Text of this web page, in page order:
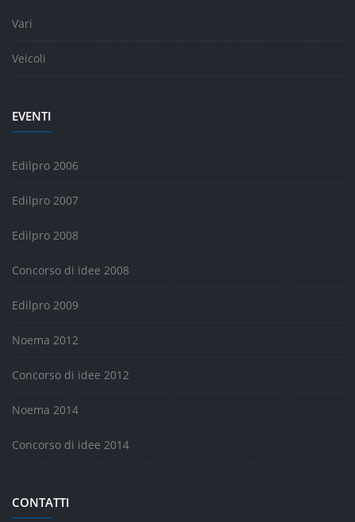
Vari
Veicoli
EVENTI
Edilpro 2006
Edilpro 2007
Edilpro 2008
Concorso di idee 2008
Edilpro 2009
Noema 2012
Concorso di idee 2012
Noema 2014
Concorso di idee 2014
CONTATTI